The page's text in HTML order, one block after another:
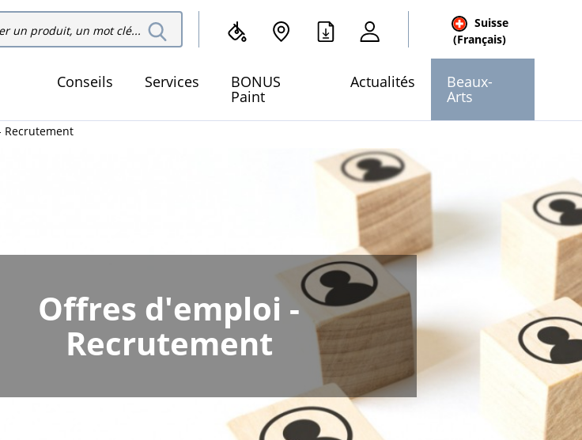
dans le site
Rechercher
dans le site
Suisse
(Français)
Conseils Services BONUS
Paint
Actualités Beaux-
Arts
Recrutement
Offres d'emploi -
Recrutement